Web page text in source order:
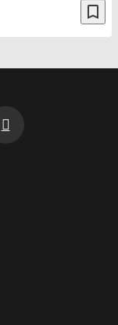
bookmark_border